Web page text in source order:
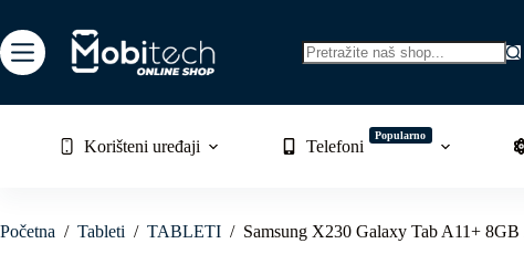
to
content
Korišteni uređaji Telefoni
Popularno
Početna / Tableti / TABLETI / Samsung X230 Galaxy Tab A11+